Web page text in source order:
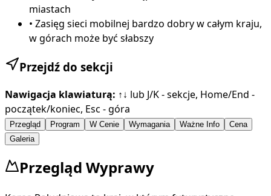
miastach
• Zasięg sieci mobilnej bardzo dobry w całym kraju,
w górach może być słabszy
Przejdź do sekcji
Nawigacja klawiaturą: ↑↓ lub J/K - sekcje, Home/End -
początek/koniec, Esc - góra
Przegląd Program W Cenie Wymagania Ważne Info
Cena
Galeria
Przegląd Wyprawy